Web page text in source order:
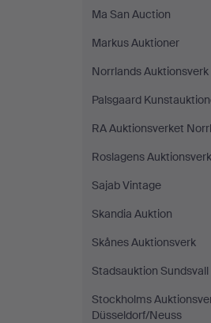
Ma San Auction
Markus Auktioner
Norrlands Auktionsverk
Palsgaard
RA Auktionsverket
Roslagens Auktionsverk
Sajab Vintage
Skandia Auktion
Skånes Auktionsverk
Stadsauktion Sundsvall
Stockholms
Düsseldorf/Neuss